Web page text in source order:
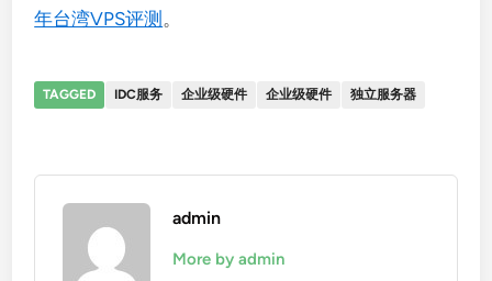
年台湾VPS评测 。
TAGGED IDC服务 ​​企业级硬件​​ 企业级硬件 独立服务器
admin
More by admin